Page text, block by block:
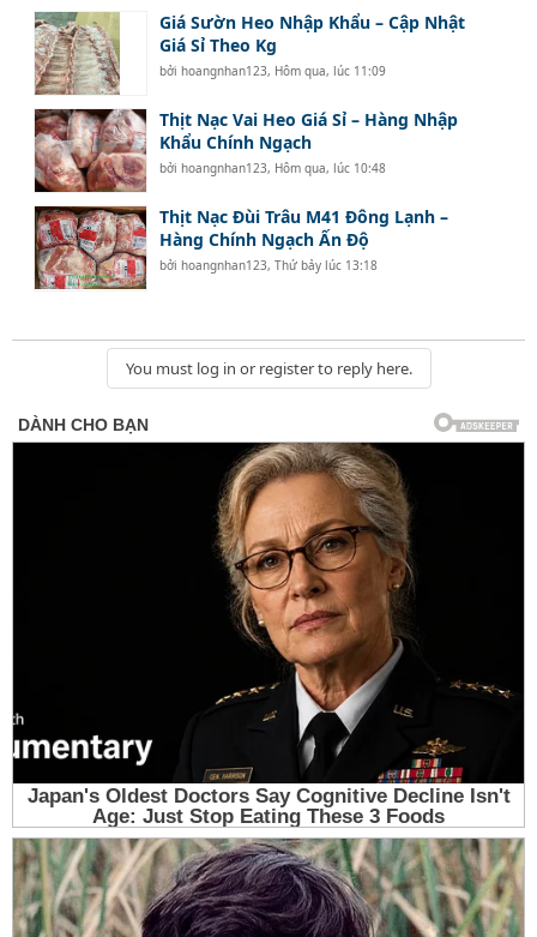
Giá Sườn Heo Nhập Khẩu – Cập Nhật
Giá Sỉ Theo Kg
bởihoangnhan123, Hôm qua, lúc 11:09
Thịt Nạc Vai Heo Giá Sỉ – Hàng Nhập
Khẩu Chính Ngạch
bởihoangnhan123, Hôm qua, lúc 10:48
Thịt Nạc Đùi Trâu M41 Đông Lạnh –
Hàng Chính Ngạch Ấn Độ
bởihoangnhan123,Thứ bảy lúc 13:18
You must log in or register to reply here.